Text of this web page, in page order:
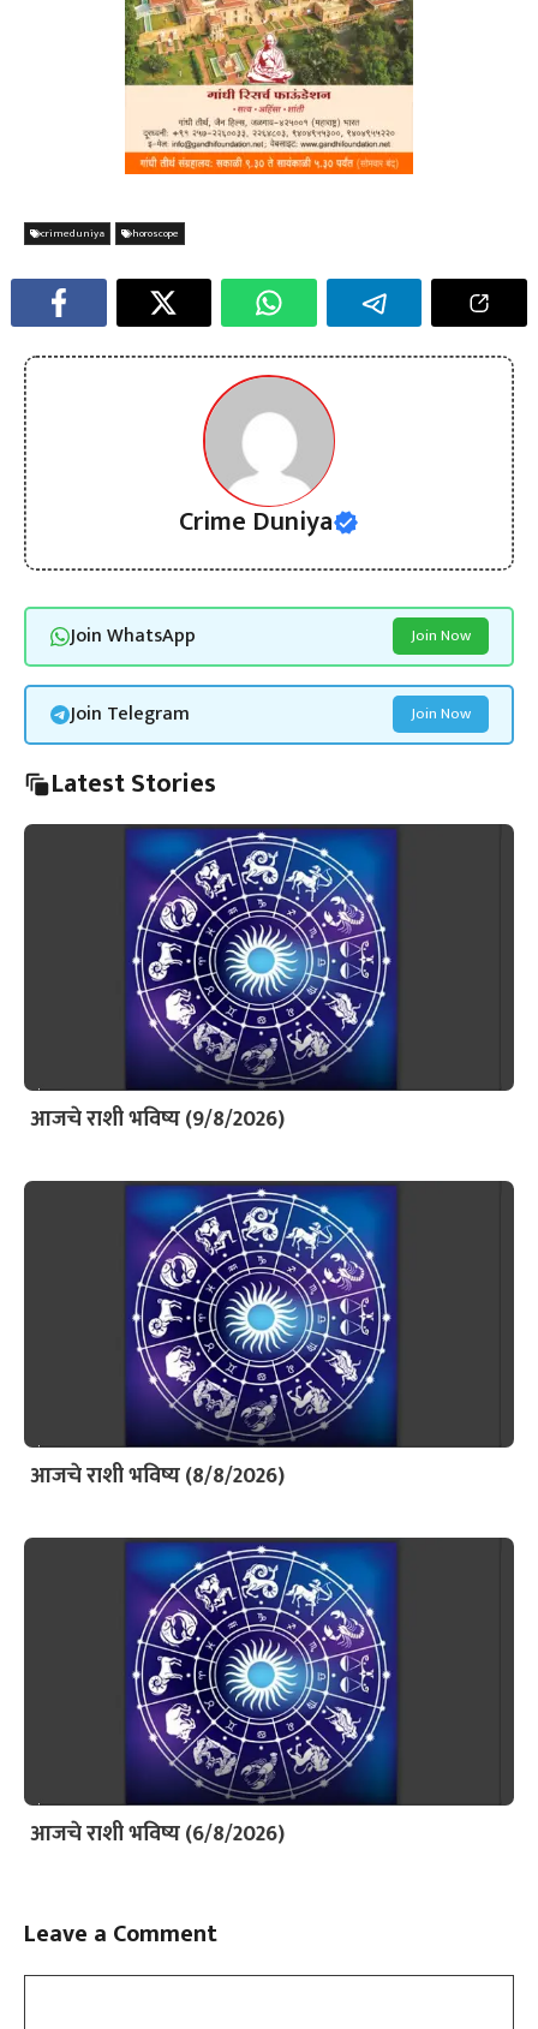
crimeduniya horoscope
Crime Duniya
Join WhatsApp Join Now
Join Telegram Join Now
Latest Stories
आजचे राशी भविष्य (9/8/2026)
आजचे राशी भविष्य (8/8/2026)
आजचे राशी भविष्य (6/8/2026)
Leave a Comment